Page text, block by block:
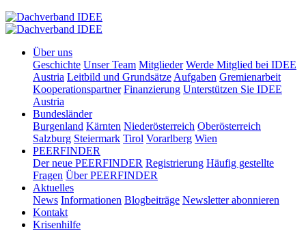
Über uns
Geschichte Unser Team Mitglieder Werde Mitglied bei IDEE
Austria Leitbild und Grundsätze Aufgaben Gremienarbeit
Kooperationspartner Finanzierung Unterstützen Sie IDEE
Austria
Bundesländer
Burgenland Kärnten Niederösterreich Oberösterreich
Salzburg Steiermark Tirol Vorarlberg Wien
PEERFINDER
Der neue PEERFINDER Registrierung Häufig gestellte
Fragen Über PEERFINDER
Aktuelles
News Informationen Blogbeiträge Newsletter abonnieren
Kontakt
Krisenhilfe